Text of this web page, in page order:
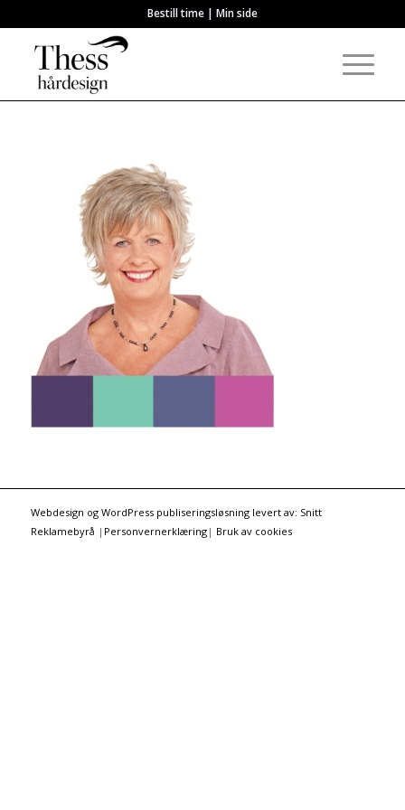
Bestill time| Min side
Webdesign og WordPress publiseringsløsning levert av: Snitt
Reklamebyrå | Personvernerklæring| Bruk av cookies